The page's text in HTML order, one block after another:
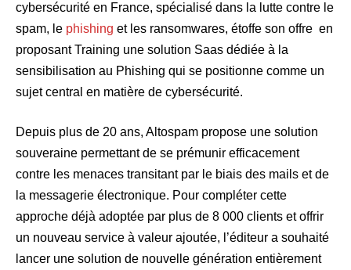
cybersécurité en France, spécialisé dans la lutte contre le
spam, le phishing et les ransomwares, étoffe son offre en
proposant Training une solution Saas dédiée à la
sensibilisation au Phishing qui se positionne comme un
sujet central en matière de cybersécurité.
Depuis plus de 20 ans, Altospam propose une solution
souveraine permettant de se prémunir efficacement
contre les menaces transitant par le biais des mails et de
la messagerie électronique. Pour compléter cette
approche déjà adoptée par plus de 8 000 clients et offrir
un nouveau service à valeur ajoutée, l’éditeur a souhaité
lancer une solution de nouvelle génération entièrement